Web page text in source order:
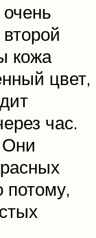
кожа
цвет,
час.
потому,